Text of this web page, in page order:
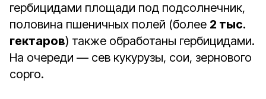
гербицидами площади под подсолнечник,
половина пшеничных полей (более 2 тыс.
гектаров) также обработаны гербицидами.
На очереди — сев кукурузы, сои, зернового
сорго.